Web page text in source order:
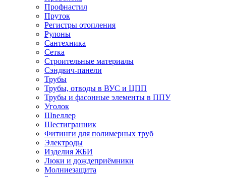
Профнастил
Пруток
Регистры отопления
Рулоны
Сантехника
Сетка
Строительные материалы
Сэндвич-панели
Трубы
Трубы, отводы в ВУС и ЦПП
Трубы и фасонные элементы в ППУ
Уголок
Швеллер
Шестигранник
Фитинги для полимерных труб
Электроды
Изделия ЖБИ
Люки и дождеприёмники
Молниезащита